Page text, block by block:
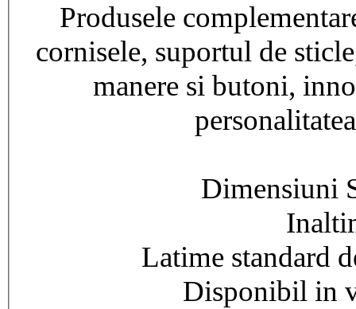
Produsele
cornisele, suportul de
manere si butoni,
Dimensiuni
Latime standard
Disponibil in